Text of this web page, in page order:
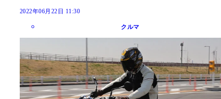
2022年06月22日 11:30
クルマ